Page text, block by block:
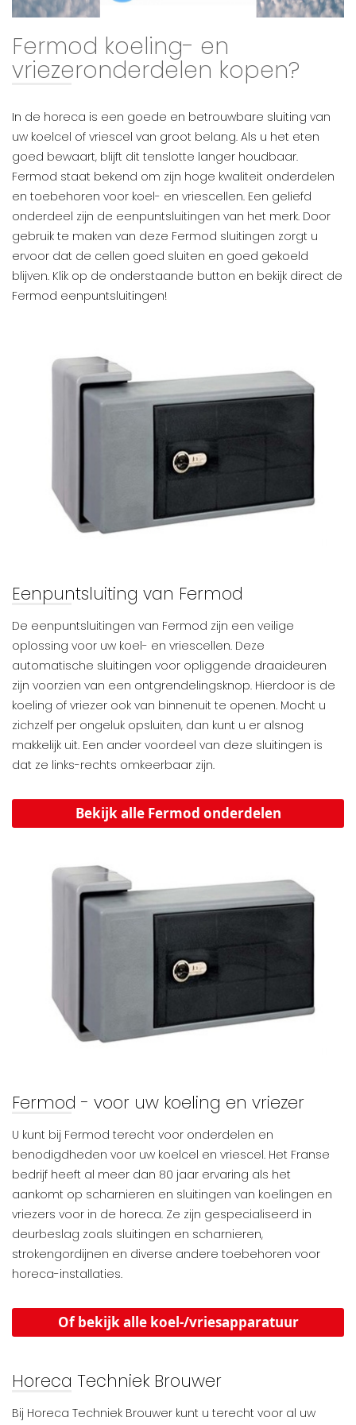
Fermod koeling- en
vriezeronderdelen kopen?
In de horeca is een goede en betrouwbare sluiting van
uw koelcel of vriescel van groot belang. Als u het eten
goed bewaart, blijft dit tenslotte langer houdbaar.
Fermod staat bekend om zijn hoge kwaliteit onderdelen
en toebehoren voor koel- en vriescellen. Een geliefd
onderdeel zijn de eenpuntsluitingen van het merk. Door
gebruik te maken van deze Fermod sluitingen zorgt u
ervoor dat de cellen goed sluiten en goed gekoeld
blijven. Klik op de onderstaande button en bekijk direct de
Fermod eenpuntsluitingen!
Eenpuntsluiting van Fermod
De eenpuntsluitingen van Fermod zijn een veilige
oplossing voor uw koel- en vriescellen. Deze
automatische sluitingen voor opliggende draaideuren
zijn voorzien van een ontgrendelingsknop. Hierdoor is de
koeling of vriezer ook van binnenuit te openen. Mocht u
zichzelf per ongeluk opsluiten, dan kunt u er alsnog
makkelijk uit. Een ander voordeel van deze sluitingen is
dat ze links-rechts omkeerbaar zijn.
Bekijk alle Fermod onderdelen
Fermod - voor uw koeling en vriezer
U kunt bij Fermod terecht voor onderdelen en
benodigdheden voor uw koelcel en vriescel. Het Franse
bedrijf heeft al meer dan 80 jaar ervaring als het
aankomt op scharnieren en sluitingen van koelingen en
vriezers voor in de horeca. Ze zijn gespecialiseerd in
deurbeslag zoals sluitingen en scharnieren,
strokengordijnen en diverse andere toebehoren voor
horeca-installaties.
Of bekijk alle koel-/vriesapparatuur
Horeca Techniek Brouwer
Bij Horeca Techniek Brouwer kunt u terecht voor al uw